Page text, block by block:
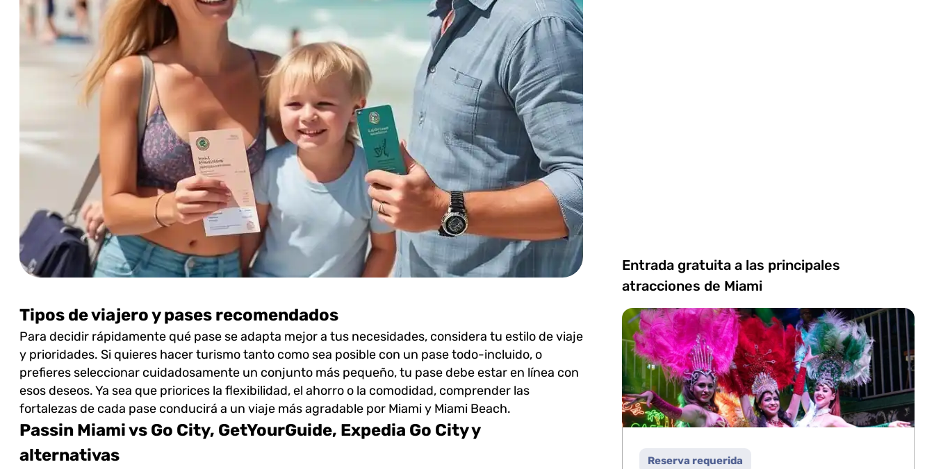
Tipos de viajero y pases recomendados
Para decidir rápidamente qué pase se adapta mejor a tus necesidades, considera tu estilo de viaje
y prioridades. Si quieres hacer turismo tanto como sea posible con un pase todo-incluido, o
prefieres seleccionar cuidadosamente un conjunto más pequeño, tu pase debe estar en línea con
esos deseos. Ya sea que priorices la flexibilidad, el ahorro o la comodidad, comprender las
fortalezas de cada pase conducirá a un viaje más agradable por Miami y Miami Beach.
Passin Miami vs Go City, GetYourGuide, Expedia Go City y
alternativas
Entrada gratuita a las principales
atracciones de Miami
Reserva requerida